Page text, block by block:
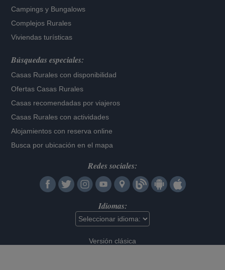
Campings y Bungalows
Complejos Rurales
Viviendas turísticas
Búsquedas especiales:
Casas Rurales con disponibilidad
Ofertas Casas Rurales
Casas recomendadas por viajeros
Casas Rurales con actividades
Alojamientos con reserva online
Busca por ubicación en el mapa
Redes sociales:
Idiomas:
Versión clásica